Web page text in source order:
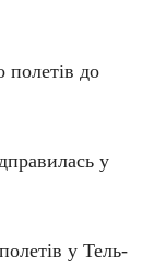
до
у
у Тель-